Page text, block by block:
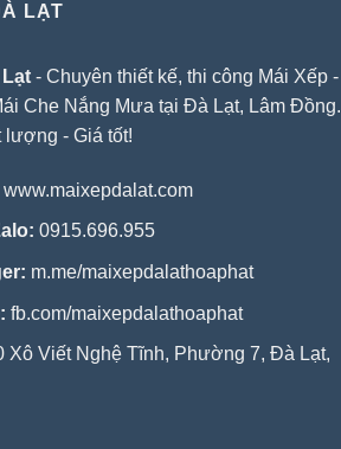
LẠT
Lạt - Chuyên thiết kế, thi công Mái Xếp -
Che Nắng Mưa tại Đà Lạt, Lâm Đồng.
lượng - Giá tốt!
www.maixepdalat.com
0915.696.955
m.me/maixepdalathoaphat
fb.com/maixepdalathoaphat
Xô Viết Nghệ Tĩnh, Phường 7, Đà Lạt,